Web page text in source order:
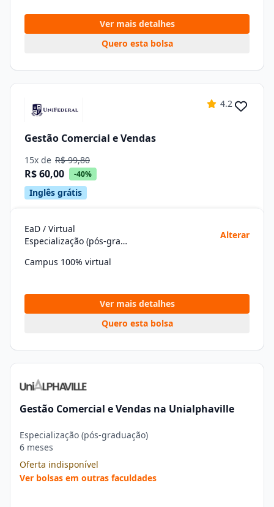
Ver mais detalhes
Quero esta bolsa
4.2
Gestão Comercial e Vendas
15x de R$ 99,80
R$ 60,00 -40%
Inglês grátis
EaD / Virtual
Especialização (pós-graduação)
Alterar
Campus 100% virtual
Ver mais detalhes
Quero esta bolsa
Gestão Comercial e Vendas na Unialphaville
Especialização (pós-graduação)
6 meses
Oferta indisponível
Ver bolsas em outras faculdades